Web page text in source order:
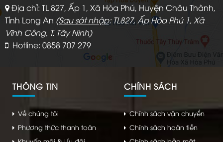
Địa chỉ: TL 827, Ấp 1, Xã Hòa Phú, Huyện Châu Thành,
Tỉnh Long An (Sau sát nhập: TL827, Ấp Hòa Phú 1, Xã
Vĩnh Công, T. Tây Ninh)
Hotline: 0858 707 279
THÔNG TIN
Về chúng tôi
Phương thức thanh toán
CHÍNH SÁCH
Chính sách vận chuyển
Chính sách hoàn tiền